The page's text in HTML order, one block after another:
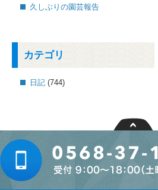
久しぶりの園芸報告
カテゴリ
日記 (744)